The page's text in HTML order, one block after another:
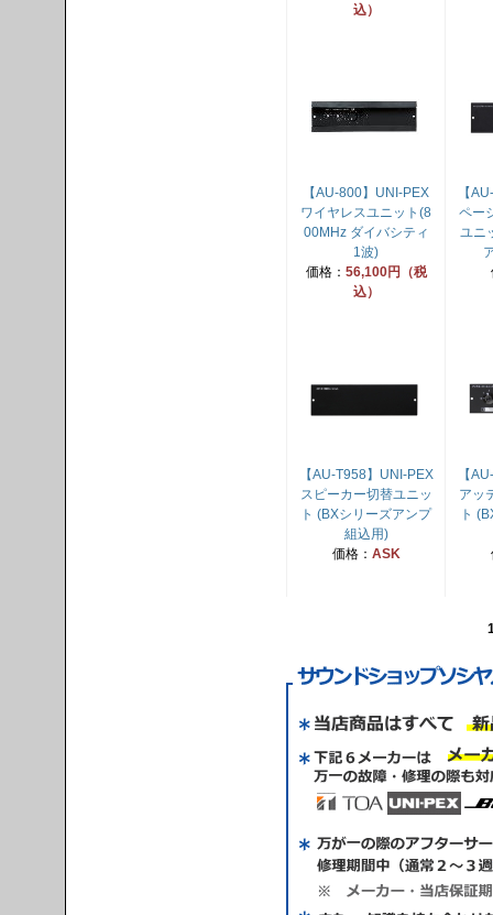
込）
【AU-800】UNI-PEX
ワイヤレスユニット(8
00MHz ダイバシティ
1波)
価格： 56,100円（税
込）
【
ペー
ユニ
【AU-T958】UNI-PEX
スピーカー切替ユニッ
ト (BXシリーズアンプ
組込用)
価格： ASK
【
アッ
ト